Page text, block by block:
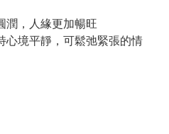
潤，人緣更加暢旺
心境平靜，可鬆弛緊張的情